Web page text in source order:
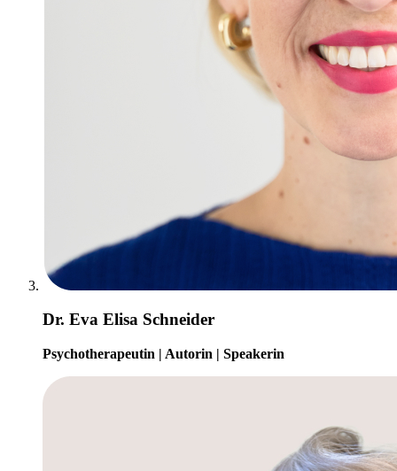
Dr. Eva Elisa Schneider
Psychotherapeutin | Autorin | Speakerin